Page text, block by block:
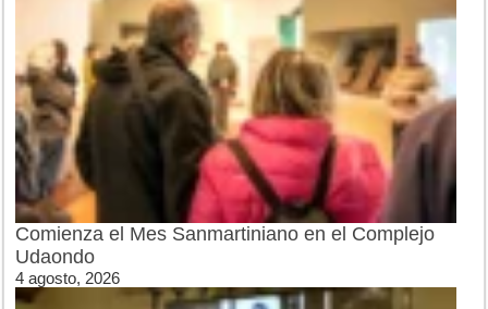
Comienza el Mes Sanmartiniano en el Complejo
Udaondo
4 agosto, 2026